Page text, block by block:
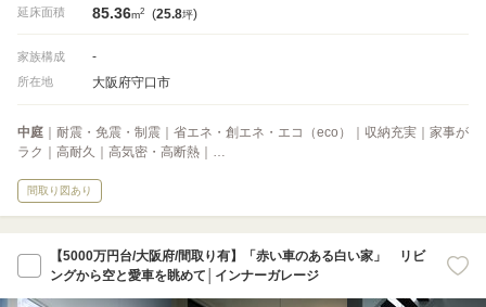
延床面積 85.36m2 (25.8坪)
家族構成 -
所在地 大阪府守口市
中庭 ｜耐震・免震・制震｜省エネ・創エネ・エコ（eco）｜収納充実｜家事が
ラク｜高耐久｜高気密・高断熱｜…
間取り図あり
【5000万円台/大阪府/間取り有】「赤い車のある白い家」 リビ
ングから空と愛車を眺めて│インナーガレージ